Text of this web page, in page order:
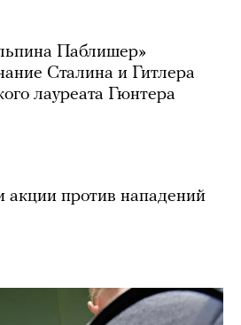
Паблишер»
Сталина и Гитлера
лауреата Гюнтера
против нападений